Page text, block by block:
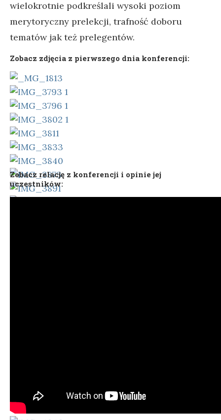
wielokrotnie podkreślali wysoki poziom
merytoryczny prelekcji, trafność doboru
tematów jak też prelegentów.
Zobacz zdjęcia z pierwszego dnia konferencji:
Zobacz relację z konferencji i opinie jej
uczestników: